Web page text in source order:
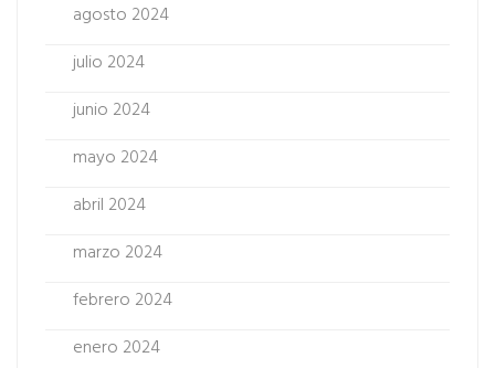
agosto 2024
julio 2024
junio 2024
mayo 2024
abril 2024
marzo 2024
febrero 2024
enero 2024